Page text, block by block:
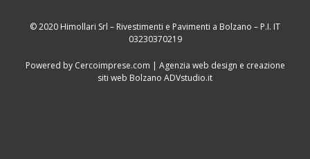
© 2020 Himollari Srl – Rivestimenti e Pavimenti a Bolzano – P.I. IT
03230370219
Powered by Cercoimprese.com | Agenzia web design e creazione
siti web Bolzano ADVstudio.it